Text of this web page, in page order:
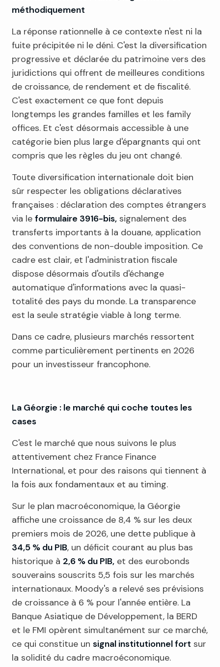
méthodiquement
La réponse rationnelle à ce contexte n'est ni la
fuite précipitée ni le déni. C'est la diversification
progressive et déclarée du patrimoine vers des
juridictions qui offrent de meilleures conditions
de croissance, de rendement et de fiscalité.
C'est exactement ce que font depuis
longtemps les grandes familles et les family
offices. Et c'est désormais accessible à une
catégorie bien plus large d'épargnants qui ont
compris que les règles du jeu ont changé.
Toute diversification internationale doit bien
sûr respecter les obligations déclaratives
françaises : déclaration des comptes étrangers
via le formulaire 3916-bis, signalement des
transferts importants à la douane, application
des conventions de non-double imposition. Ce
cadre est clair, et l'administration fiscale
dispose désormais d'outils d'échange
automatique d'informations avec la quasi-
totalité des pays du monde. La transparence
est la seule stratégie viable à long terme.
Dans ce cadre, plusieurs marchés ressortent
comme particulièrement pertinents en 2026
pour un investisseur francophone.
La Géorgie : le marché qui coche toutes les
cases
C'est le marché que nous suivons le plus
attentivement chez France Finance
International, et pour des raisons qui tiennent à
la fois aux fondamentaux et au timing.
Sur le plan macroéconomique, la Géorgie
affiche une croissance de 8,4 % sur les deux
premiers mois de 2026, une dette publique à
34,5 % du PIB, un déficit courant au plus bas
historique à 2,6 % du PIB, et des eurobonds
souverains souscrits 5,5 fois sur les marchés
internationaux. Moody's a relevé ses prévisions
de croissance à 6 % pour l'année entière. La
Banque Asiatique de Développement, la BERD
et le FMI opèrent simultanément sur ce marché,
ce qui constitue un signal institutionnel fort sur
la solidité du cadre macroéconomique.